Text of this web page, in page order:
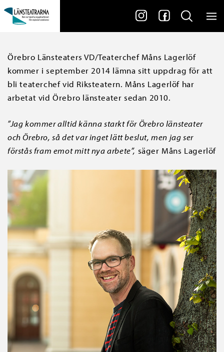
Örebro Länsteaters VD/Teaterchef Måns Lagerlöf
kommer i september 2014 lämna sitt uppdrag för att
bli teaterchef vid Riksteatern. Måns Lagerlöf har
arbetat vid Örebro länsteater sedan 2010.
”Jag kommer alltid känna starkt för Örebro länsteater
och Örebro, så det var inget lätt beslut, men jag ser
förstås fram emot mitt nya arbete”, säger Måns Lagerlöf